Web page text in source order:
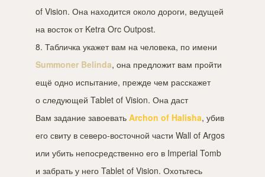
of Vision. Она находится около дороги, ведущей
на восток от Ketra Orc Outpost.
8. Табличка укажет вам на человека, по имени
Summoner Belinda, она предложит вам пройти
ещё одно испытание, прежде чем расскажет
о следующей Tablet of Vision. Она даст
Вам задание завоевать Archon of Halisha, убив
его свиту в северо-восточной части Wall of Argos
или убить непосредственно его в Imperial Tomb
и забрать у него Tablet of Vision. Охотьтесь